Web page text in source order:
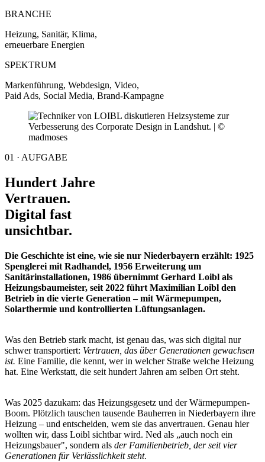
BRANCHE
Heizung, Sanitär, Klima,
erneuerbare Energien
SPEKTRUM
Markenführung, Webdesign, Video,
Paid Ads, Social Media, Brand-Kampagne
01 · AUFGABE
Hundert Jahre
Vertrauen.
Digital fast
unsichtbar.
Die Geschichte ist eine, wie sie nur Niederbayern erzählt: 1925
Spenglerei mit Radhandel, 1956 Erweiterung um
Sanitärinstallationen, 1986 übernimmt Gerhard Loibl als
Heizungsbaumeister, seit 2022 führt Maximilian Loibl den
Betrieb in die vierte Generation – mit Wärmepumpen,
Solarthermie und kontrollierten Lüftungsanlagen.
Was den Betrieb stark macht, ist genau das, was sich digital nur
schwer transportiert: Vertrauen, das über Generationen gewachsen
ist. Eine Familie, die kennt, wer in welcher Straße welche Heizung
hat. Eine Werkstatt, die seit hundert Jahren am selben Ort steht.
Was 2025 dazukam: das Heizungsgesetz und der Wärmepumpen-
Boom. Plötzlich tauschen tausende Bauherren in Niederbayern ihre
Heizung – und entscheiden, wem sie das anvertrauen. Genau hier
wollten wir, dass Loibl sichtbar wird. Ned als „auch noch ein
Heizungsbauer", sondern als der Familienbetrieb, der seit vier
Generationen für Verlässlichkeit steht.